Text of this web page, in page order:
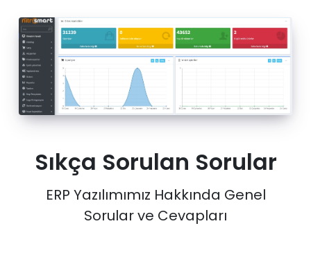
Sıkça Sorulan Sorular
ERP Yazılımımız Hakkında Genel
Sorular ve Cevapları